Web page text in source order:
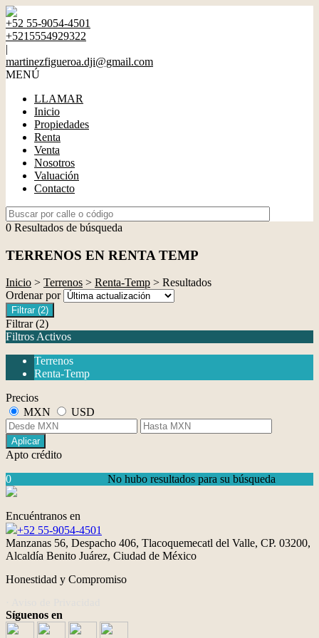
+52 55-9054-4501
+5215554929322
|
martinezfigueroa.dji@gmail.com
MENÚ
LLAMAR
Inicio
Propiedades
Renta
Venta
Nosotros
Valuación
Contacto
0 Resultados de búsqueda
TERRENOS EN RENTA TEMP
Inicio > Terrenos > Renta-Temp > Resultados
Ordenar por
Filtrar (2)
Filtrar (2)
Filtros Activos
Terrenos
Renta-Temp
Precios
MXN
USD
Aplicar
Apto crédito
No hubo resultados para su búsqueda
0
Encuéntranos en
+52 55-9054-4501
Manzanas 56, Despacho 406, Tlacoquemecatl del Valle, CP. 03200,
Alcaldía Benito Juárez, Ciudad de México
Honestidad y Compromiso
Síguenos en